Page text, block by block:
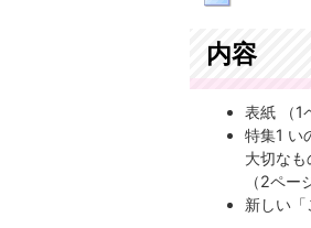
内容
表紙 （1
特集1 い
大切なも
（2ペー
新しい